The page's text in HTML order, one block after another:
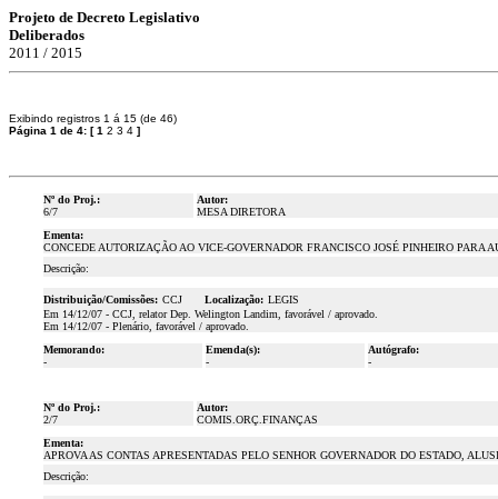
Projeto de Decreto Legislativo
Deliberados
2011 / 2015
Exibindo registros 1 á 15 (de 46)
Página 1 de 4: [1 2 3 4 ]
Nº do Proj.:
6/7
Autor:
MESA DIRETORA
Ementa:
CONCEDE AUTORIZAÇÃO AO VICE-GOVERNADOR FRANCISCO JOSÉ PINHEIRO PARA
Descrição:
Distribuição/Comissões: CCJ Localização: LEGIS
Em 14/12/07 - CCJ, relator Dep. Welington Landim, favorável / aprovado.
Em 14/12/07 - Plenário, favorável / aprovado.
Memorando:
-
Emenda(s):
-
Autógrafo:
-
Nº do Proj.:
2/7
Autor:
COMIS.ORÇ.FINANÇAS
Ementa:
APROVA AS CONTAS APRESENTADAS PELO SENHOR GOVERNADOR DO ESTADO,
Descrição: